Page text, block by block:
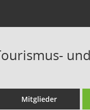
Mitglieder